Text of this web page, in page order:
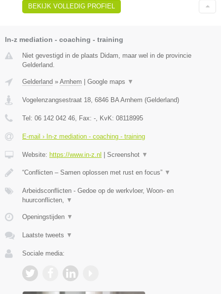
BEKIJK VOLLEDIG PROFIEL
In-z mediation - coaching - training
Niet gevestigd in de plaats Didam, maar wel in de provincie
Gelderland.
Gelderland » Arnhem Google maps ▼
Vogelenzangsestraat 18 6846 BA Arnhem (Gelderland)
Tel: 06 142 042 46 , Fax: - , KvK: 08118995
E-mail › In-z mediation - coaching - training
Website: https://www.in-z.nl Screenshot ▼
“Conflicten – Samen oplossen met rust en focus” ▼
Arbeidsconflicten - Gedoe op de werkvloer, Woon- en
huurconflicten,
▼
Openingstijden ▼
Laatste tweets ▼
Sociale media: